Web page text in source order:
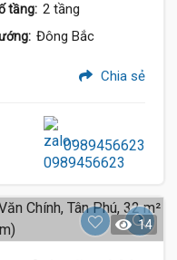
tầng: 2 tầng
Đông Bắc
Chia sẻ
0989456623
14